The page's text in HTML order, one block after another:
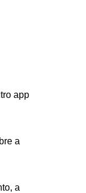
app
a
a